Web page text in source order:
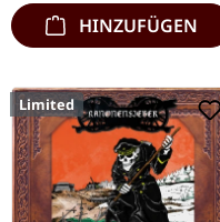
HINZUFÜGEN
Limited